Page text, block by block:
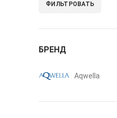
ФИЛЬТРОВАТЬ
БРЕНД
Aqwella